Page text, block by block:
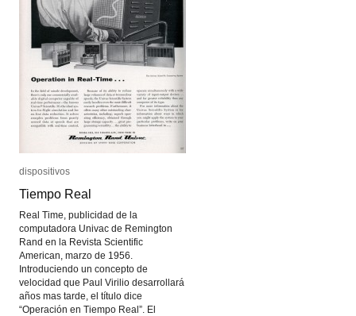
dispositivos
Tiempo Real
Real Time, publicidad de la
computadora Univac de Remington
Rand en la Revista Scientific
American, marzo de 1956.
Introduciendo un concepto de
velocidad que Paul Virilio desarrollará
años mas tarde, el título dice
“Operación en Tiempo Real”. El
dispositivos
Tiempo Real